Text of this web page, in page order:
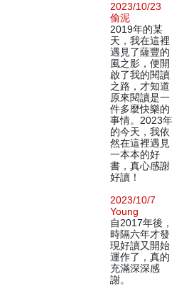
2023/10/23
偷泥
2019年的某
天，我在這裡
遇見了薩豐的
風之影，便開
啟了我的閱讀
之路，才知道
原來閱讀是一
件多麼快樂的
事情。2023年
的今天，我依
然在這裡遇見
一本本的好
書，真心感謝
好讀！
2023/10/7
Young
自2017年後，
時隔六年才發
現好讀又開始
運作了，真的
充滿深深感
謝。